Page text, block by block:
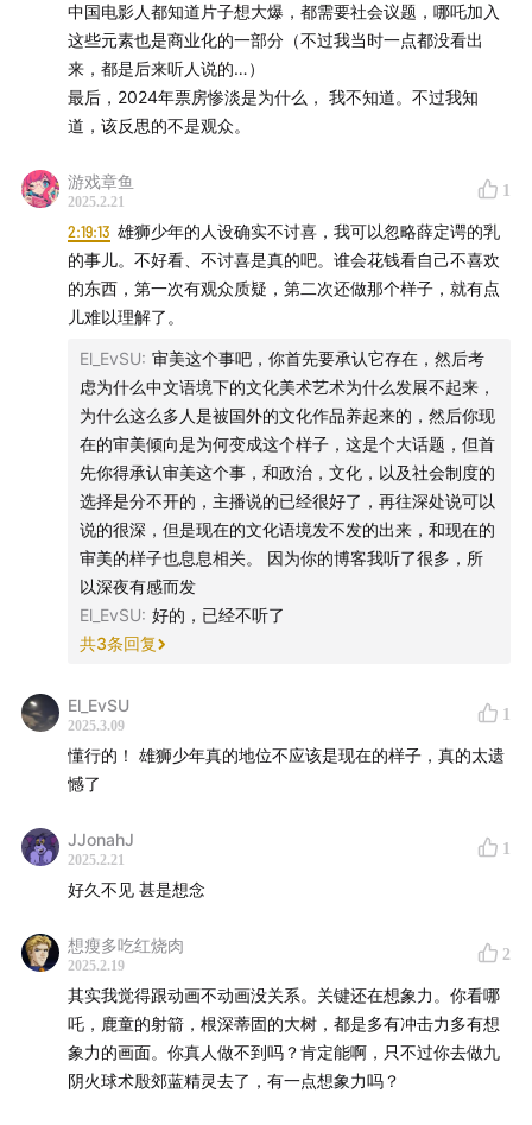
中国电影人都知道片子想大爆，都需要社会议题，哪吒加入
这些元素也是商业化的一部分（不过我当时一点都没看出
来，都是后来听人说的…）
最后，2024年票房惨淡是为什么， 我不知道。不过我知
道，该反思的不是观众。
游戏章鱼
2025.2.21
1
2:19:13 雄狮少年的人设确实不讨喜，我可以忽略薛定谔的乳
的事儿。不好看、不讨喜是真的吧。谁会花钱看自己不喜欢
的东西，第一次有观众质疑，第二次还做那个样子，就有点
儿难以理解了。
El_EvSU: 审美这个事吧，你首先要承认它存在，然后考
虑为什么中文语境下的文化美术艺术为什么发展不起来，
为什么这么多人是被国外的文化作品养起来的，然后你现
在的审美倾向是为何变成这个样子，这是个大话题，但首
先你得承认审美这个事，和政治，文化，以及社会制度的
选择是分不开的，主播说的已经很好了，再往深处说可以
说的很深，但是现在的文化语境发不发的出来，和现在的
审美的样子也息息相关。 因为你的博客我听了很多，所
以深夜有感而发
El_EvSU: 好的，已经不听了
共3条回复
El_EvSU
2025.3.09
1
懂行的！ 雄狮少年真的地位不应该是现在的样子，真的太遗
憾了
JJonahJ
2025.2.21
1
好久不见 甚是想念
想瘦多吃红烧肉
2025.2.19
2
其实我觉得跟动画不动画没关系。关键还在想象力。你看哪
吒，鹿童的射箭，根深蒂固的大树，都是多有冲击力多有想
象力的画面。你真人做不到吗？肯定能啊，只不过你去做九
阴火球术殷郊蓝精灵去了，有一点想象力吗？